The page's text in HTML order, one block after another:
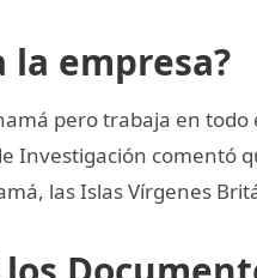
la empresa?
pero trabaja en todo
Investigación comentó
las Islas Vírgenes